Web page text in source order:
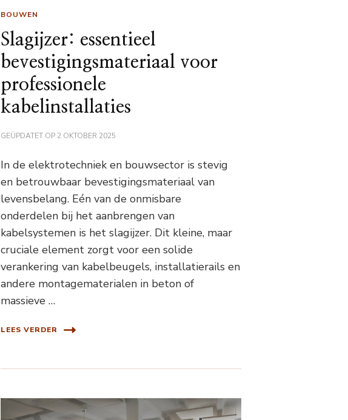
BOUWEN
Slagijzer: essentieel
bevestigingsmateriaal voor
professionele
kabelinstallaties
GEÜPDATET OP 2 OKTOBER 2025
In de elektrotechniek en bouwsector is stevig
en betrouwbaar bevestigingsmateriaal van
levensbelang. Eén van de onmisbare
onderdelen bij het aanbrengen van
kabelsystemen is het slagijzer. Dit kleine, maar
cruciale element zorgt voor een solide
verankering van kabelbeugels, installatierails en
andere montagematerialen in beton of
massieve …
LEES VERDER